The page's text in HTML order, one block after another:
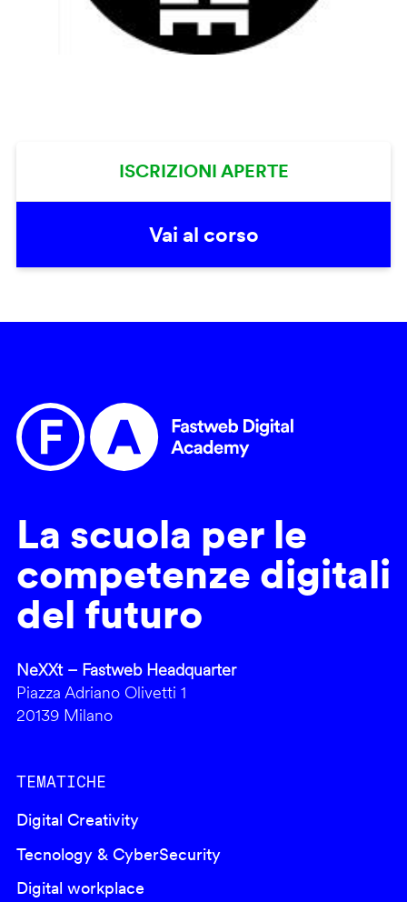
ISCRIZIONI APERTE
Vai al corso
La scuola per le
competenze digitali
del futuro
NeXXt – Fastweb Headquarter
Piazza Adriano Olivetti 1
20139 Milano
TEMATICHE
Digital Creativity
Tecnology & CyberSecurity
Digital workplace